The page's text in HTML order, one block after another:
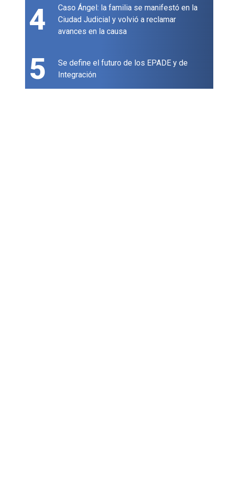
4
Caso Ángel: la familia se manifestó en la
Ciudad Judicial y volvió a reclamar
avances en la causa
5
Se define el futuro de los EPADE y de
Integración